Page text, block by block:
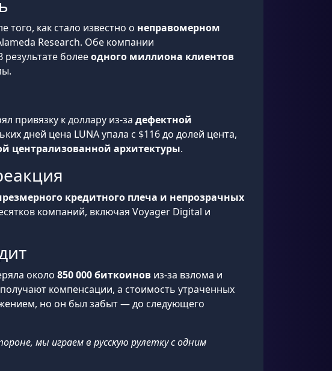
того, как стало известно о неправомерном
Research. Обе компании
болееодного миллиона клиентов
привязку к доллару из-за дефектной
дней цена LUNA упала с $116 до долей цента,
централизованной архитектуры.
кредитного плеча и непрозрачных
компаний, включая Voyager Digital и
около 850 000 биткоинов из-за взлома и
компенсации, а стоимость утраченных
но он был забыт — до следующего
мы играем в русскую рулетку с одним